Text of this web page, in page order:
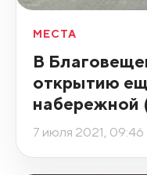
МЕСТА
В
открытию
набережной
7 июля 2021, 09:46